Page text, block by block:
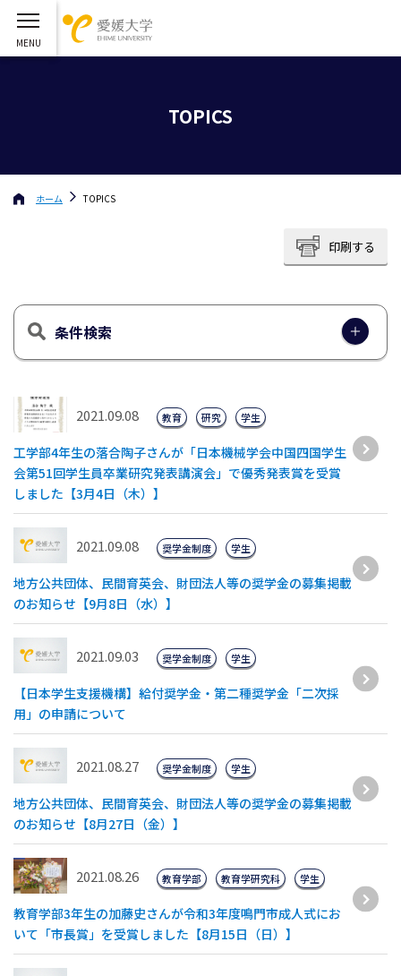
TOPICS
ホーム TOPICS
印刷する
条件検索
2021.09.08
工学部4年生の落合陶子さんが「日本機械学会中国四国学生
会第51回学生員卒業研究発表講演会」で優秀発表賞を受賞
しました【3月4日（木）】
教育 研究 学生
2021.09.08
地方公共団体、民間育英会、財団法人等の奨学金の募集掲載
のお知らせ【9月8日（水）】
奨学金制度 学生
2021.09.03
【日本学生支援機構】給付奨学金・第二種奨学金「二次採
用」の申請について
奨学金制度 学生
2021.08.27
地方公共団体、民間育英会、財団法人等の奨学金の募集掲載
のお知らせ【8月27日（金）】
奨学金制度 学生
2021.08.26
教育学部3年生の加藤史さんが令和3年度鳴門市成人式にお
いて「市長賞」を受賞しました【8月15日（日）】
教育学部 教育学研究科 学生